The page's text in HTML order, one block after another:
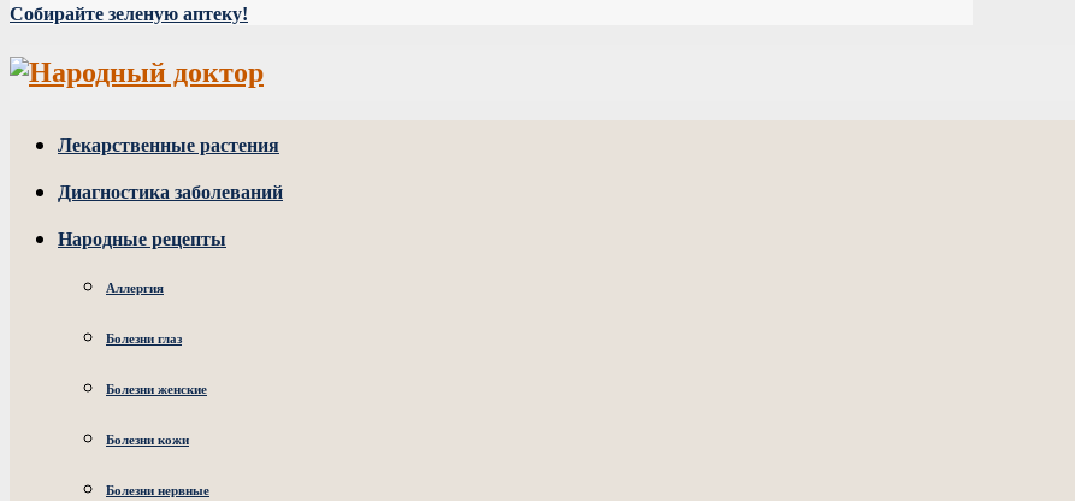
Собирайте зеленую аптеку!
Лекарственные растения
Диагностика заболеваний
Народные рецепты
Аллергия
Болезни глаз
Болезни женские
Болезни кожи
Болезни нервные